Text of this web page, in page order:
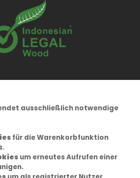
ausschließlich notwendige
für die Warenkorbfunktion
um erneutes Aufrufen einer